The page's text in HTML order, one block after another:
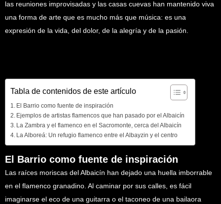
las reuniones improvisadas y las casas cuevas han mantenido viva
una forma de arte que es mucho más que música: es una
expresión de la vida, del dolor, de la alegría y de la pasión.
Tabla de contenidos de este artículo
El Barrio como fuente de inspiración
Ejemplos de artistas flamencos que han pasado por el Albaicín
La Zambra y el flamenco en el Sacromonte, cerca del Albaicín
La Alboreá: Un refugio flamenco entre el Albayzin y el centro
El Barrio como fuente de inspiración
Las raíces moriscas del Albaicín han dejado una huella imborrable
en el flamenco granadino. Al caminar por sus calles, es fácil
imaginarse el eco de una guitarra o el taconeo de una bailaora